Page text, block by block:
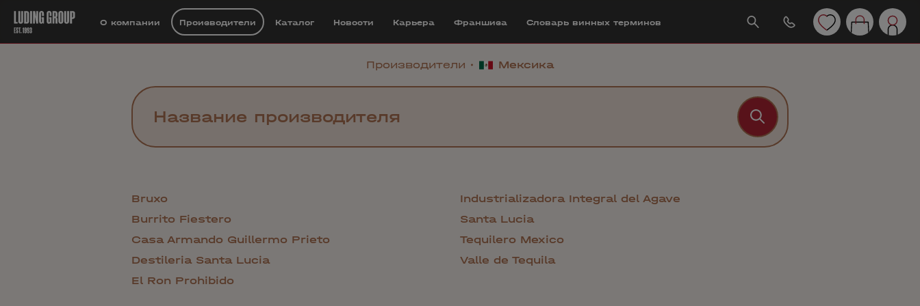
О компании Производители Каталог Новости Карьера Франшиза Cловарь винных терминов
Производители Мексика
Bruxo
Burrito Fiestero
Casa Armando Guillermo Prieto
Destileria Santa Lucia
El Ron Prohibido
Industrializadora Integral del Agave
Santa Lucia
Tequilero Mexico
Valle de Tequila